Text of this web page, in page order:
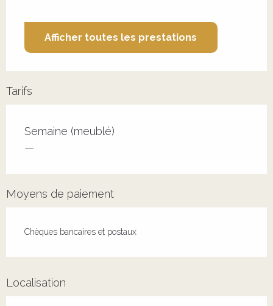
Afficher toutes les prestations
Tarifs
Tarifs 2026
Semaine (meublé)
—
Moyens de paiement
Chèques bancaires et postaux
Localisation